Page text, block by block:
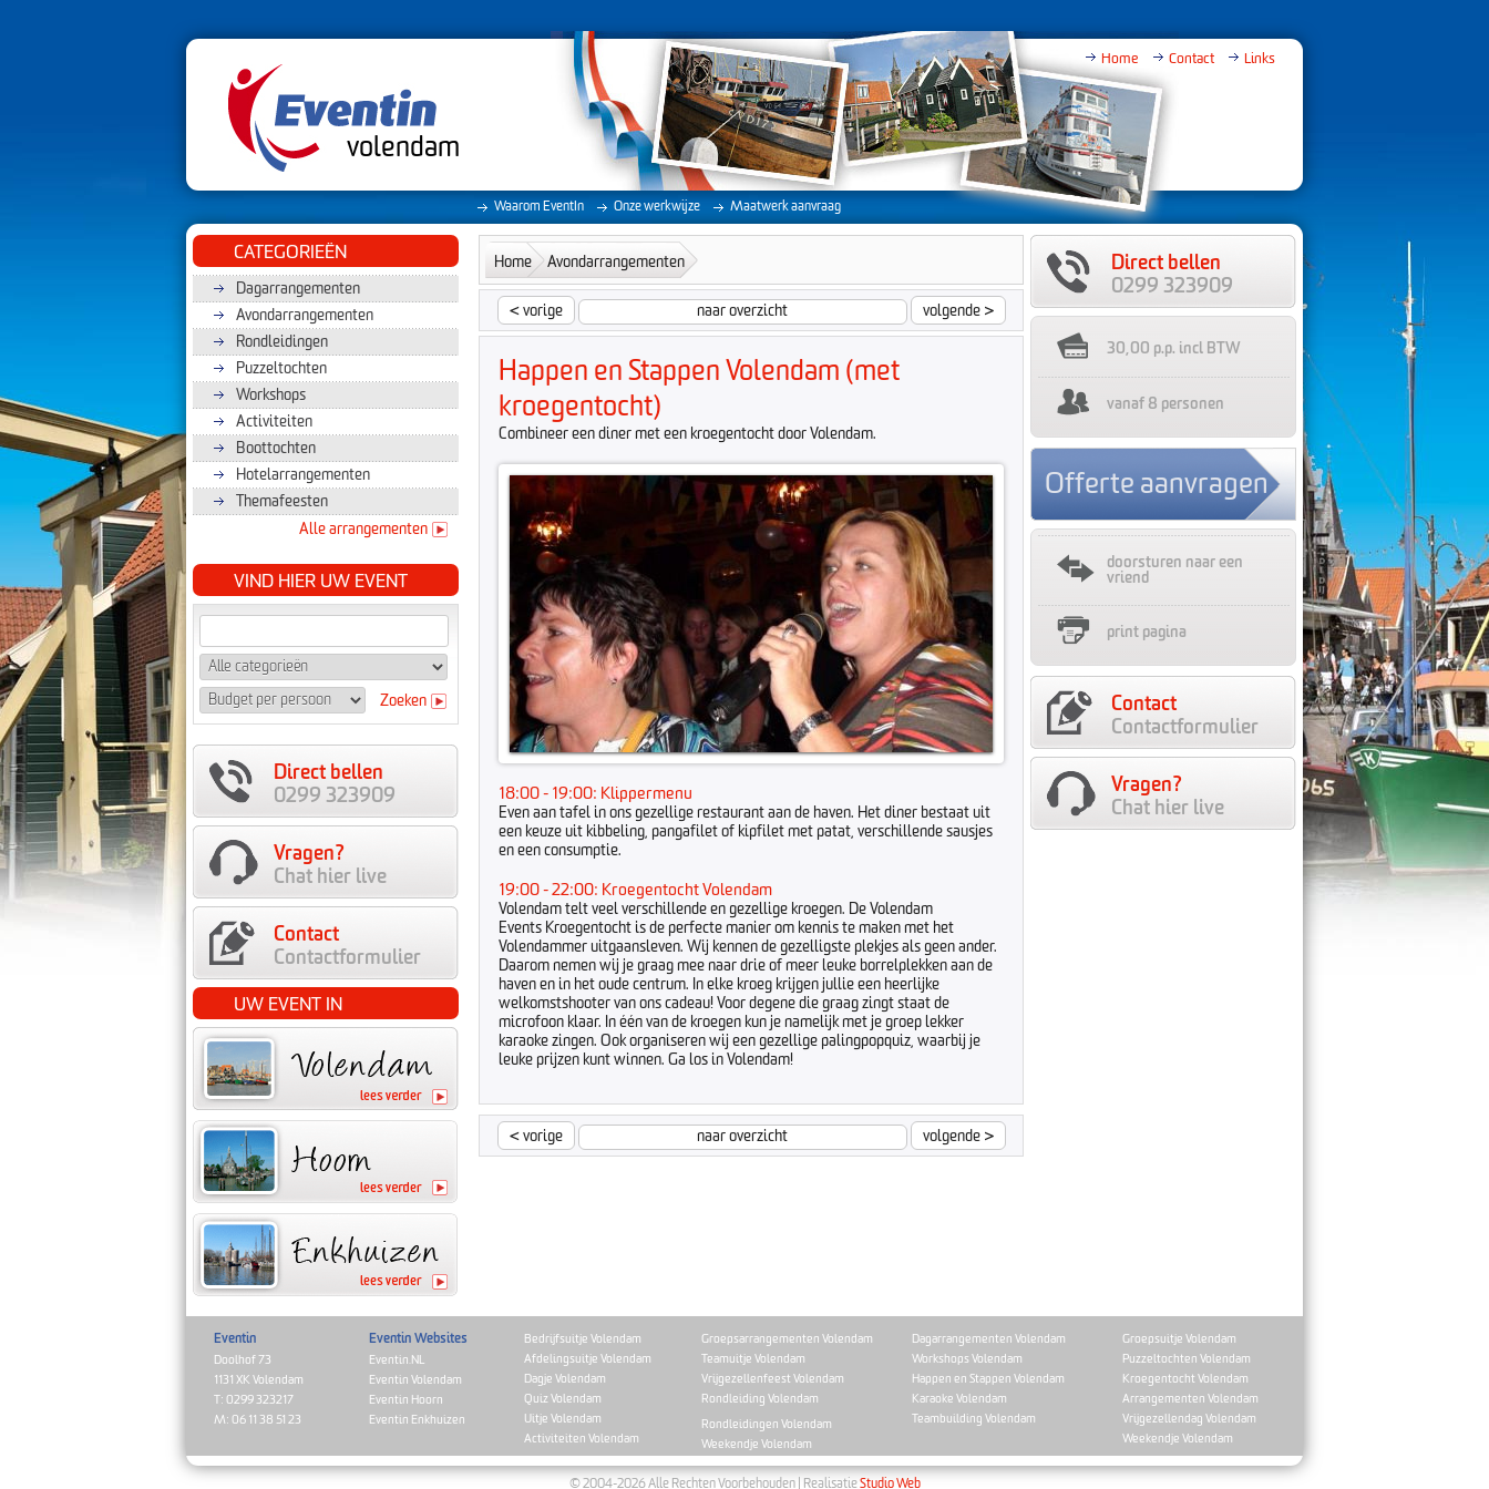
volendam
Home Contact Links
Waarom EventIn Onze werkwijze Maatwerk aanvraag
CATEGORIEËN
Dagarrangementen
Avondarrangementen
Rondleidingen
Puzzeltochten
Workshops
Activiteiten
Boottochten
Hotelarrangementen
Themafeesten
Alle arrangementen
VIND HIER UW EVENT
Zoeken
Direct bellen
0299 323909
Vragen?
Chat hier live
Contact
Contactformulier
UW EVENT IN
Home Avondarrangementen
Happen en Stappen Volendam (met kroegentocht)
<vorige naar overzicht volgende >
Happen en Stappen Volendam (met
kroegentocht)
Combineer een diner met een kroegentocht door Volendam.
18:00 - 19:00: Klippermenu
Even aan tafel in ons gezellige restaurant aan de haven. Het diner bestaat uit
een keuze uit kibbeling, pangafilet of kipfilet met patat, verschillende sausjes
en een consumptie.
19:00 - 22:00: Kroegentocht Volendam
Volendam telt veel verschillende en gezellige kroegen. De Volendam
Events Kroegentocht is de perfecte manier om kennis te maken met het
Volendammer uitgaansleven. Wij kennen de gezelligste plekjes als geen ander.
Daarom nemen wij je graag mee naar drie of meer leuke borrelplekken aan de
haven en in het oude centrum. In elke kroeg krijgen jullie een heerlijke
welkomstshooter van ons cadeau! Voor degene die graag zingt staat de
microfoon klaar. In één van de kroegen kun je namelijk met je groep lekker
karaoke zingen. Ook organiseren wij een gezellige palingpopquiz, waarbij je
leuke prijzen kunt winnen. Ga los in Volendam!
<vorige naar overzicht volgende >
Direct bellen
0299 323909
30,00 p.p. incl BTW
vanaf 8 personen
Offerte aanvragen
doorsturen naar een
vriend
print pagina
Contact
Contactformulier
Vragen?
Chat hier live
Eventin
Doolhof 73
1131 XK Volendam
T: 0299 323217
M: 06 11 38 51 23
Eventin Websites
Eventin.NL
Eventin Volendam
Eventin Hoorn
Eventin Enkhuizen
Bedrijfsuitje Volendam
Afdelingsuitje Volendam
Dagje Volendam
Quiz Volendam
Uitje Volendam
Activiteiten Volendam
Groepsarrangementen Volendam
Teamuitje Volendam
Vrijgezellenfeest Volendam
Rondleiding Volendam
Rondleidingen Volendam
Weekendje Volendam
Dagarrangementen Volendam
Workshops Volendam
Happen en Stappen Volendam
Karaoke Volendam
Teambuilding Volendam
Groepsuitje Volendam
Puzzeltochten Volendam
Kroegentocht Volendam
Arrangementen Volendam
Vrijgezellendag Volendam
Weekendje Volendam
© 2004-2026 Alle Rechten Voorbehouden | RealisatieStudio Web